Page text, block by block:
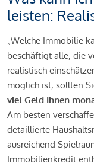
leisten:
„Welche Immobilie
beschäftigt alle, die
realistisch
möglich ist, sollten
viel Geld Ihnen
Am besten
detaillierte
ausreichend
Immobilienkredit